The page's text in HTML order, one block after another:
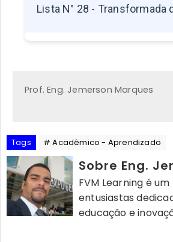
Lista N° 28 - Transformada
Prof. Eng. Jemerson Marques
Tags # Acadêmico - Aprendizado
Sobre Eng.
FVM Learning é
entusiastas
educação e